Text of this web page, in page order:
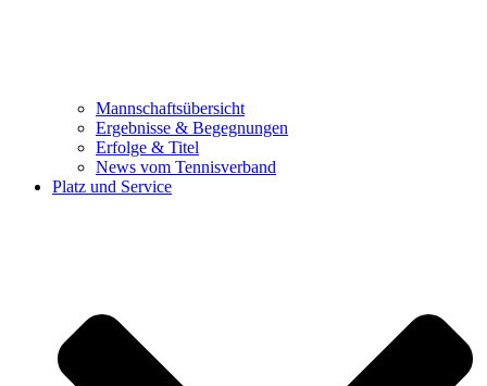
Mannschaftsübersicht
Ergebnisse & Begegnungen
Erfolge & Titel
News vom Tennisverband
Platz und Service